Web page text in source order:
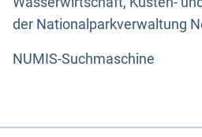
der Nationalparkverwaltung
NUMIS-Suchmaschine